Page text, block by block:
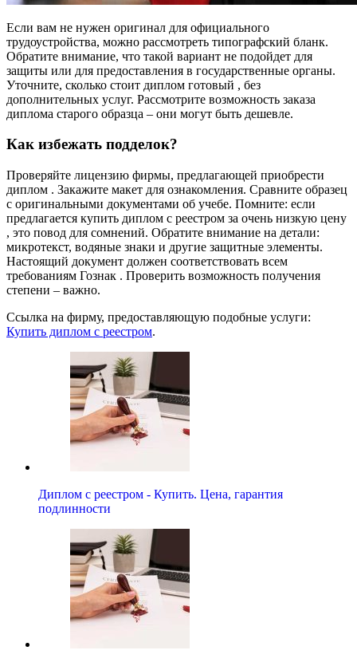
Если вам не нужен оригинал для официального
трудоустройства, можно рассмотреть типографский бланк.
Обратите внимание, что такой вариант не подойдет для
защиты или для предоставления в государственные органы.
Уточните, сколько стоит диплом готовый , без
дополнительных услуг. Рассмотрите возможность заказа
диплома старого образца – они могут быть дешевле.
Как избежать подделок?
Проверяйте лицензию фирмы, предлагающей приобрести
диплом . Закажите макет для ознакомления. Сравните образец
с оригинальными документами об учебе. Помните: если
предлагается купить диплом с реестром за очень низкую цену
, это повод для сомнений. Обратите внимание на детали:
микротекст, водяные знаки и другие защитные элементы.
Настоящий документ должен соответствовать всем
требованиям Гознак . Проверить возможность получения
степени – важно.
Ссылка на фирму, предоставляющую подобные услуги:
Купить диплом с реестром.
Диплом с реестром - Купить. Цена, гарантия
подлинности